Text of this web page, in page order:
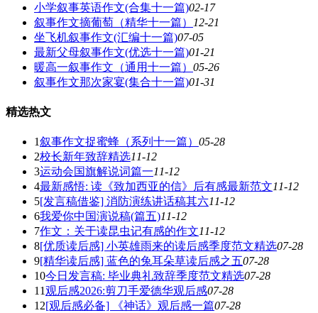
小学叙事英语作文(合集十一篇)02-17
叙事作文摘葡萄（精华十一篇）
12-21
坐飞机叙事作文(汇编十一篇)07-05
最新父母叙事作文(优选十一篇)01-21
暖高一叙事作文（通用十一篇） 05-26
叙事作文那次家宴(集合十一篇)01-31
精选热文
1叙事作文捉蜜蜂（系列十一篇） 05-28
2校长新年致辞精选11-12
3运动会国旗解说词篇一11-12
4最新感悟: 读《致加西亚的信》后有感最新范文11-12
5[发言稿借鉴] 消防演练讲话稿其六11-12
6我爱你中国演说稿(篇五)11-12
7作文：关于读昆虫记有感的作文11-12
8[优质读后感] 小英雄雨来的读后感季度范文精选07-28
9[精华读后感] 蓝色的兔耳朵草读后感之五07-28
10今日发言稿: 毕业典礼致辞季度范文精选07-28
11观后感2026:剪刀手爱德华观后感07-28
12[观后感必备] 《神话》观后感一篇07-28